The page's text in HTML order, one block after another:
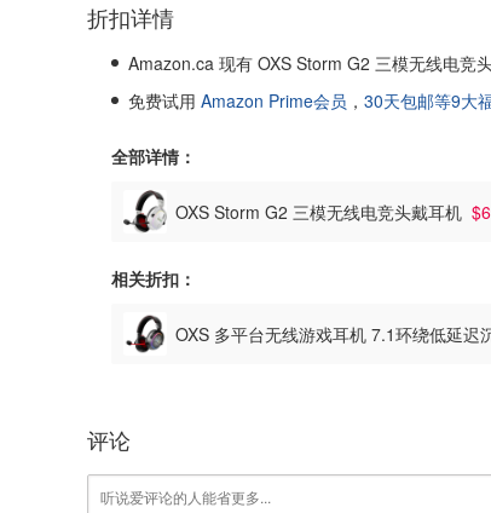
折扣详情
Amazon.ca 现有 OXS Storm G2 三模无线电竞
免费试用 Amazon Prime会员 ， 30天包邮等9大
全部详情：
OXS Storm G2 三模无线电竞头戴耳机
相关折扣：
OXS 多平台无线游戏耳机 7.1环绕低延迟
评论